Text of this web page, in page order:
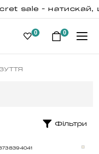
sale - натискай,
0 0
Фільтри
38394041